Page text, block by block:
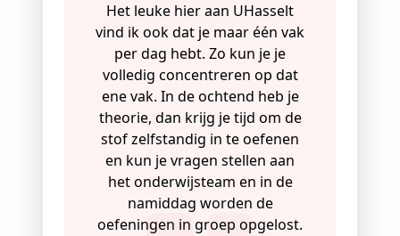
Het leuke hier aan UHasselt
vind ik ook dat je maar één vak
per dag hebt. Zo kun je je
volledig concentreren op dat
ene vak. In de ochtend heb je
theorie, dan krijg je tijd om de
stof zelfstandig in te oefenen
en kun je vragen stellen aan
het onderwijsteam en in de
namiddag worden de
oefeningen in groep opgelost.